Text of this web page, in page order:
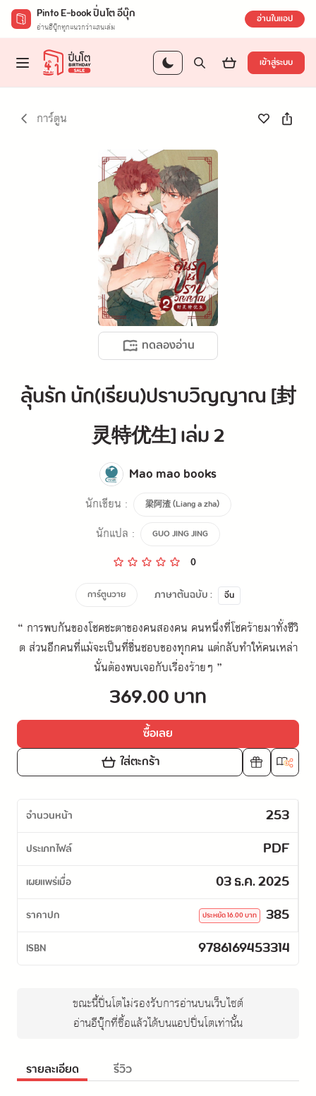
Pinto E-book ปิ่นโต อีบุ๊ก
อ่านอีบุ๊กทุกแนวกว่าแสนเล่ม อ่านในแอป
เข้าสู่ระบบ
การ์ตูน
ทดลองอ่าน
ลุ้นรัก นัก(เรียน)ปราบวิญญาณ [封
灵特优生] เล่ม 2
Mao mao books
นักเขียน : 梁阿渣 (Liang a zha)
นักแปล : GUO JING JING
0
การ์ตูนวาย ภาษาต้นฉบับ : จีน
“ การพบกันของโชคชะตาของคนสองคน คนหนึ่งที่โชคร้ายมาทั้งชีวิ
ต ส่วนอีกคนที่แม้จะเป็นที่ชื่นชอบของทุกคน แต่กลับทำให้คนเหล่า
นั้นต้องพบเจอกับเรื่องร้ายๆ ”
369.00 บาท
ซื้อเลย
ใส่ตะกร้า
จำนวนหน้า 253
ประเภทไฟล์ PDF
เผยแพร่เมื่อ 03 ธ.ค. 2025
ราคาปก 385
ประหยัด16.00บาท
ISBN 9786169453314
ขณะนี้ปิ่นโตไม่รองรับการอ่านบนเว็บไซต์
อ่านอีบุ๊กที่ซื้อแล้วได้บนแอปปิ่นโตเท่านั้น
รายละเอียด รีวิว